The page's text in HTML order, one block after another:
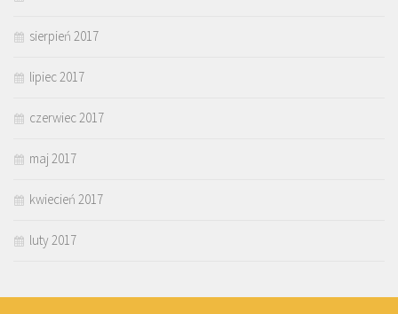
sierpień 2017
lipiec 2017
czerwiec 2017
maj 2017
kwiecień 2017
luty 2017